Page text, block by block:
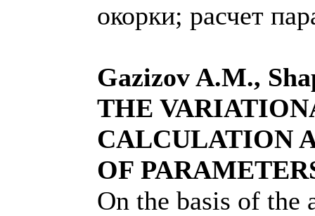
окорки; расчет
Gazizov A.M.,
THE
CALCULATION
OF
On the basis of the